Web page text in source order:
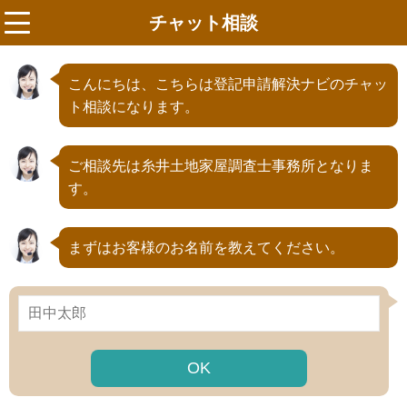
チャット相談
こんにちは、こちらは登記申請解決ナビのチャッ
ト相談になります。
ご相談先は糸井土地家屋調査士事務所となりま
す。
まずはお客様のお名前を教えてください。
OK